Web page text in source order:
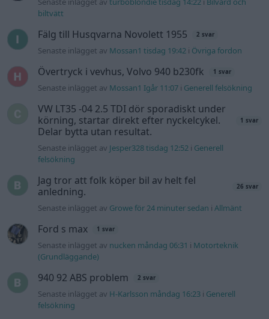
biltvätt
Fälg till Husqvarna Novolett 1955 2 svar
Senaste inlägget av Mossan1 tisdag 19:42 i Övriga fordon
Övertryck i vevhus, Volvo 940 b230fk 1 svar
Senaste inlägget av Mossan1 Igår 11:07 i Generell felsökning
VW LT35 -04 2.5 TDI dör sporadiskt under
körning, startar direkt efter nyckelcykel.
Delar bytta utan resultat.
1 svar
Senaste inlägget av Jesper328 tisdag 12:52 i Generell
felsökning
Jag tror att folk köper bil av helt fel
anledning.
26 svar
Senaste inlägget av Growe för 24 minuter sedan iAllmänt
Ford s max 1 svar
Senaste inlägget av nucken måndag 06:31 i Motorteknik
(Grundläggande)
940 92 ABS problem 2 svar
Senaste inlägget av H-Karlsson måndag 16:23 i Generell
felsökning